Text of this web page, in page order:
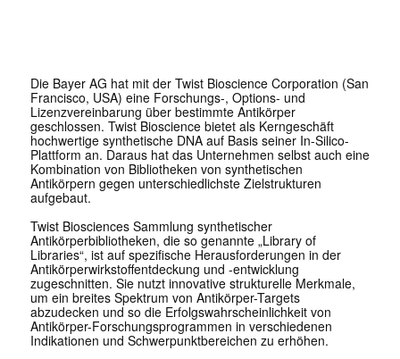
Die Bayer AG hat mit der Twist Bioscience Corporation (San
Francisco, USA) eine Forschungs-, Options- und
Lizenzvereinbarung über bestimmte Antikörper
geschlossen. Twist Bioscience bietet als Kerngeschäft
hochwertige synthetische DNA auf Basis seiner In-Silico-
Plattform an. Daraus hat das Unternehmen selbst auch eine
Kombination von Bibliotheken von synthetischen
Antikörpern gegen unterschiedlichste Zielstrukturen
aufgebaut.
Twist Biosciences Sammlung synthetischer
Antikörperbibliotheken, die so genannte „Library of
Libraries“, ist auf spezifische Herausforderungen in der
Antikörperwirkstoffentdeckung und -entwicklung
zugeschnitten. Sie nutzt innovative strukturelle Merkmale,
um ein breites Spektrum von Antikörper-Targets
abzudecken und so die Erfolgswahrscheinlichkeit von
Antikörper-Forschungsprogrammen in verschiedenen
Indikationen und Schwerpunktbereichen zu erhöhen.